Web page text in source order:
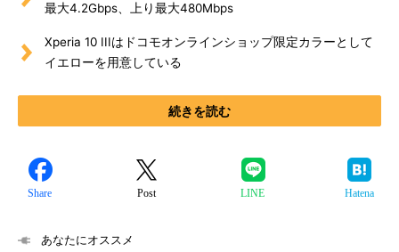
最大4.2Gbps、上り最大480Mbps
Xperia 10 IIIはドコモオンラインショップ限定カラーとして
イエローを用意している
続きを読む
Share Post LINE Hatena
あなたにオススメ